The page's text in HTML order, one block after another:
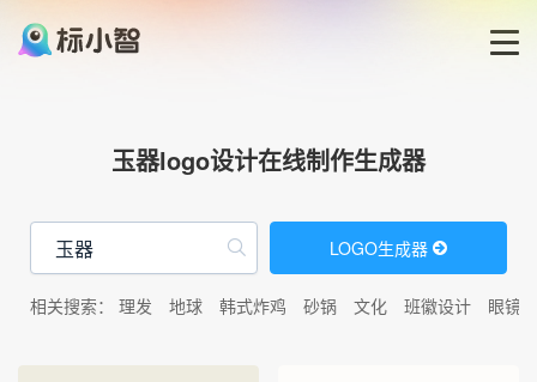
LOGO模板
玉器logo设计在线制作生成器
LOGO生成器
相关搜索： 理发 地球 韩式炸鸡 砂锅 文化 班徽设计 眼镜店